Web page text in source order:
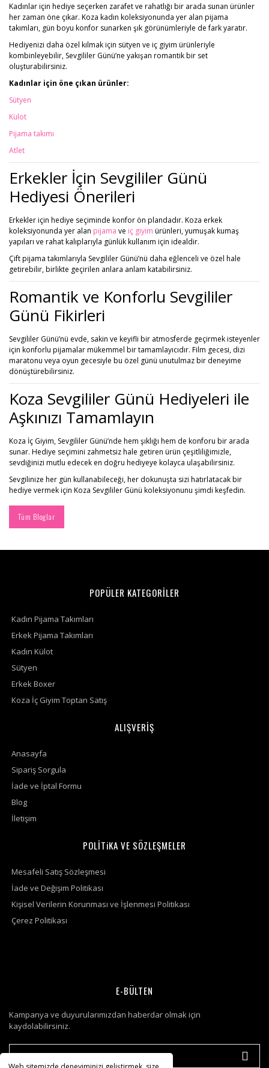
Kadınlar için hediye seçerken zarafet ve rahatlığı bir arada sunan ürünler
her zaman öne çıkar. Koza kadın koleksiyonunda yer alan pijama
takımları, gün boyu konfor sunarken şık görünümleriyle de fark yaratır.
Hediyenizi daha özel kılmak için sütyen ve iç giyim ürünleriyle
kombinleyebilir, Sevgililer Günü’ne yakışan romantik bir set
oluşturabilirsiniz.
Kadınlar için öne çıkan ürünler:
Sütyen
Külot
Pijama takımı
Atlet
Erkekler İçin Sevgililer Günü
Hediyesi Önerileri
Erkekler için hediye seçiminde konfor ön plandadır. Koza erkek
koleksiyonunda yer alan pijama ve iç giyim ürünleri, yumuşak kumaş
yapıları ve rahat kalıplarıyla günlük kullanım için idealdir.
Çift pijama takımlarıyla Sevgililer Günü’nü daha eğlenceli ve özel hale
getirebilir, birlikte geçirilen anlara anlam katabilirsiniz.
Romantik ve Konforlu Sevgililer
Günü Fikirleri
Sevgililer Günü’nü evde, sakin ve keyifli bir atmosferde geçirmek isteyenler
için konforlu pijamalar mükemmel bir tamamlayıcıdır. Film gecesi, dizi
maratonu veya oyun gecesiyle bu özel günü unutulmaz bir deneyime
dönüştürebilirsiniz.
Koza Sevgililer Günü Hediyeleri ile
Aşkınızı Tamamlayın
Koza İç Giyim, Sevgililer Günü’nde hem şıklığı hem de konforu bir arada
sunar. Hediye seçimini zahmetsiz hale getiren ürün çeşitliliğimizle,
sevdiğinizi mutlu edecek en doğru hediyeye kolayca ulaşabilirsiniz.
Sevgilinize her gün kullanabileceği, her dokunuşta sizi hatırlatacak bir
hediye vermek için Koza Sevgililer Günü koleksiyonunu şimdi keşfedin.
Tüm Bloglar
POPÜLER KATEGORİLER
Kadın Pijama Takımları
Erkek Pijama Takımları
Kadın Külot
Sütyen
Erkek Boxer
Koza İç Giyim Toptan Satış
ALIŞVERİŞ
Anasayfa
Sipariş Sorgula
İade ve İptal Formu
Blog
İletişim
POLİTiKA VE SÖZLEŞMELER
Mesafeli Satış Sözleşmesi
İade ve Değişim Politikası
Kişisel Verilerin Korunması ve İşlenmesi Politikası
Çerez Politikası
E-BÜLTEN
Kampanya ve duyurularımızdan haberdar olmak için
kaydolabilirsiniz.